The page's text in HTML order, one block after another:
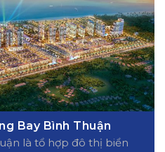
Bay Bình Thuận
là tổ hợp đô thị biển